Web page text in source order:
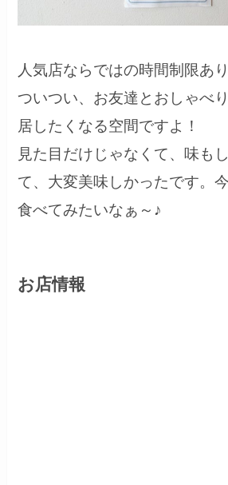
人気店ならではの時間制限あり
ついつい、お友達とおしゃべ
居したくなる空間ですよ！
見た目だけじゃなくて、味も
て、大変美味しかったです。
食べてみたいなぁ～♪
お店情報